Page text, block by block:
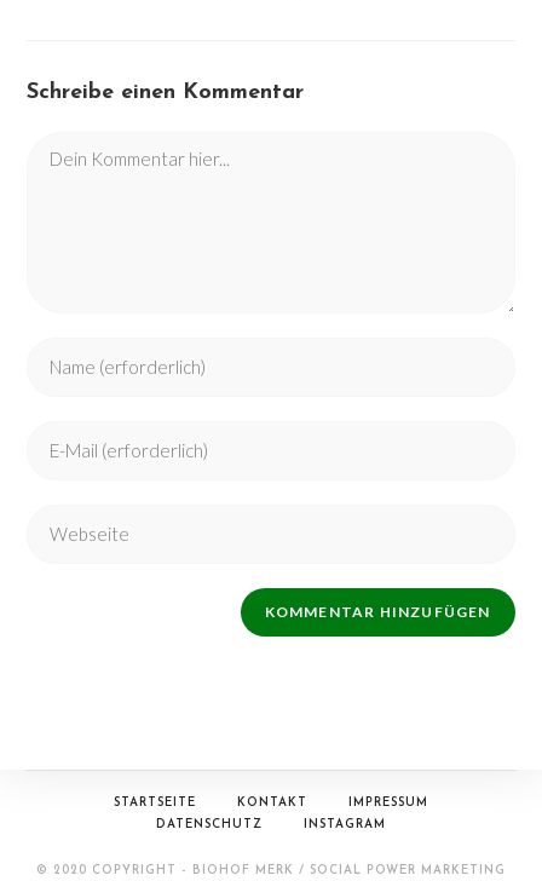
Schreibe einen Kommentar
STARTSEITE KONTAKT
IMPRESSUM
DATENSCHUTZ
INSTAGRAM
© 2020 COPYRIGHT - BIOHOF MERK / SOCIAL POWER MARKETING